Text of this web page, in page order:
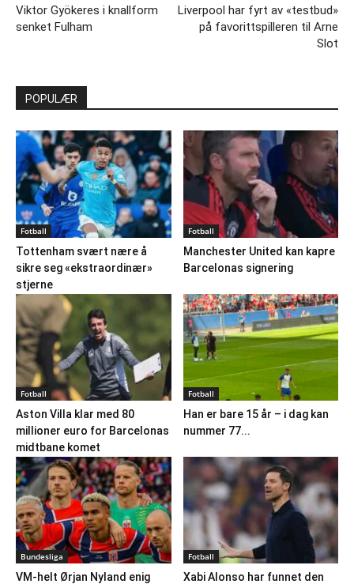
Viktor Gyökeres i knallform
senket Fulham
Liverpool har fyrt av «testbud»
på favorittspilleren til Arne
Slot
POPULÆR
Fotball
Tottenham svært nære å
sikre seg «ekstraordinær»
stjerne
Fotball
Manchester United kan kapre
Barcelonas signering
Fotball
Aston Villa klar med 80
millioner euro for Barcelonas
midtbane komet
Fotball
Han er bare 15 år – i dag kan
nummer 77...
Bundesliga
VM-helt Ørjan Nyland enig
Fotball
Xabi Alonso har funnet den